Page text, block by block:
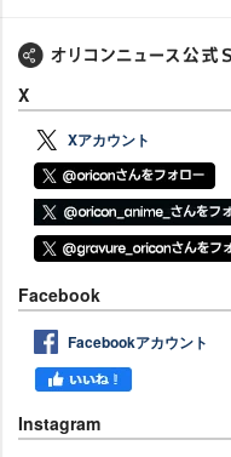
X
Xアカウント
Facebook
Facebookアカウント
Instagram